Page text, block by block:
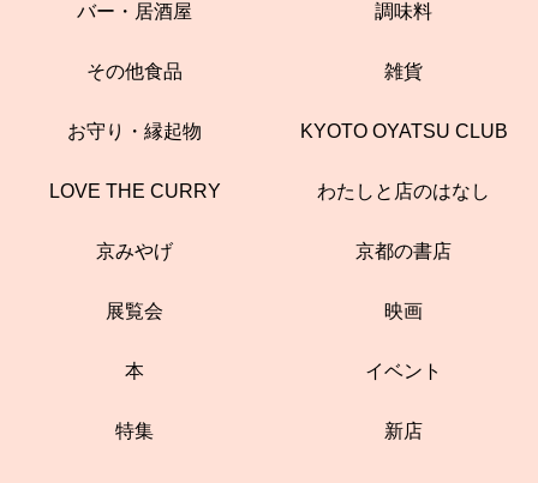
バー・居酒屋 調味料
その他食品 雑貨
お守り・縁起物 KYOTO OYATSU CLUB
LOVE THE CURRY わたしと店のはなし
京みやげ 京都の書店
展覧会 映画
本 イベント
特集 新店